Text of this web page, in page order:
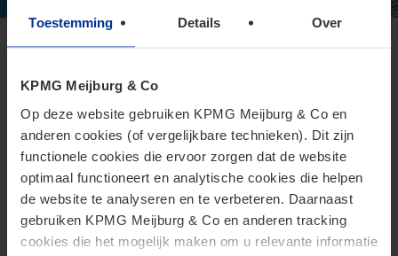
Toestemming Details Over
KPMG Meijburg & Co
Op deze website gebruiken KPMG Meijburg & Co en
anderen cookies (of vergelijkbare technieken). Dit zijn
functionele cookies die ervoor zorgen dat de website
optimaal functioneert en analytische cookies die helpen
de website te analyseren en te verbeteren. Daarnaast
gebruiken KPMG Meijburg & Co en anderen tracking
cookies die het mogelijk maken om u relevante informatie
voorstel voor Direct Tax Omnibus
24 juni 2026
Het Omnibusvoorstel is een ambitieus richtlijnvoorstel dat
beoogt administratieve versoepelingen en
lastenverlichtingen te introduceren voor belastingplichtigen.